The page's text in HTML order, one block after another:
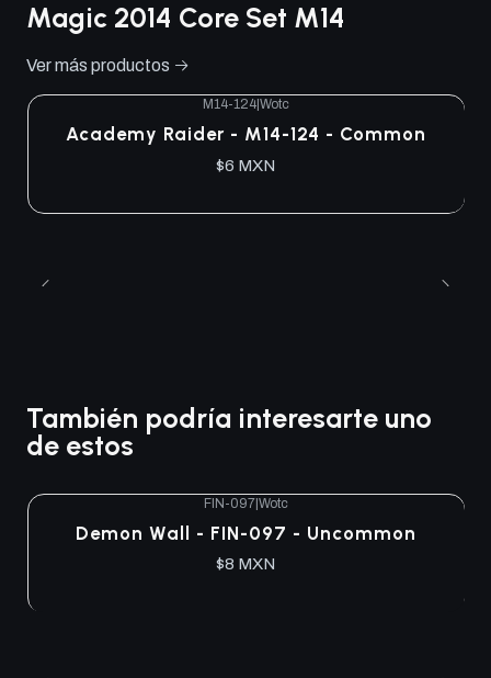
Magic 2014 Core Set M14
Ver más productos
M14-124| Wotc
Academy Raider - M14-124 - Common
$6 MXN
También podría interesarte uno
de estos
FIN-097|Wotc
Demon Wall - FIN-097 - Uncommon
$8 MXN